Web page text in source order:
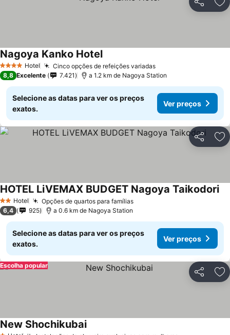
Partilhar
4 EstrelasHotel Cinco opções de refeições variadas
Nagoya Kanko Hotel
8,8 Excelente 7.421 a 1.2 km de Nagoya Station
Selecione as datas para ver os preços
exatos.
Ver preços
Partilhar
2 Estrelas
Hotel Opções de quartos para famílias
HOTEL LiVEMAX BUDGET Nagoya Taikodori
6,4 925 a 0.6 km de Nagoya Station
Selecione as datas para ver os preços
exatos.
Ver preços
Partilhar
Escolha popular
New Shochikubai